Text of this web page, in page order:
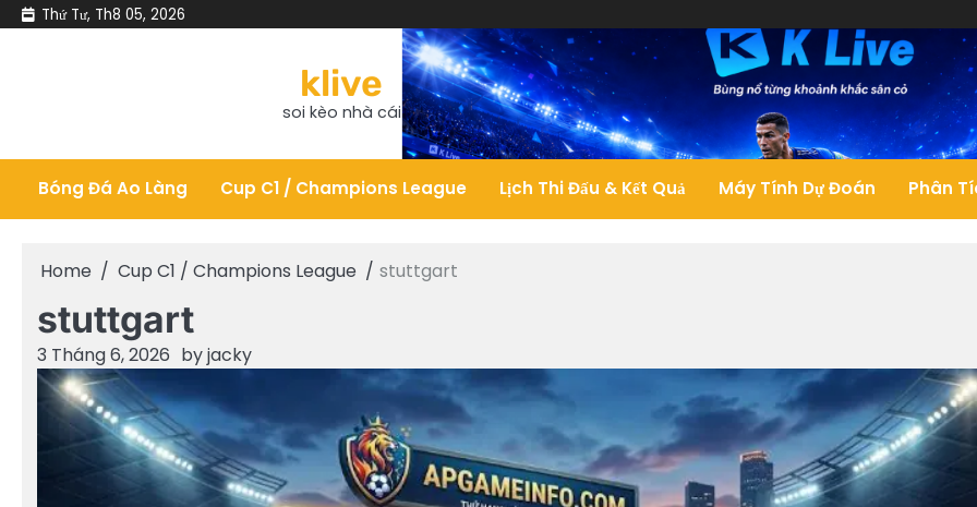
Skip Thứ Tư, Th8 05, 2026
klive
soi kèo nhà cái
Bóng Đá Ao Làng Cup C1 / Champions League Lịch Thi Đấu & Kết Quả Máy Tính Dự Đoán Phân
Home Cup C1 / Champions League stuttgart
stuttgart
3 Tháng 6, 2026 byjacky